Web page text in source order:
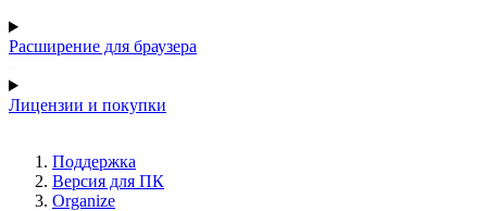
Расширение для браузера
Лицензии и покупки
Поддержка
Версия для ПК
Organize